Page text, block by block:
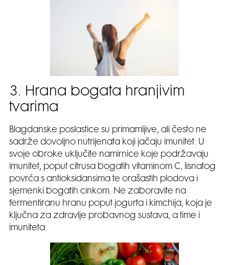
3. Hrana bogata hranjivim
tvarima
Blagdanske poslastice su primamljive, ali često ne
sadrže dovoljno nutrijenata koji jačaju imunitet. U
svoje obroke uključite namirnice koje podržavaju
imunitet, poput citrusa bogatih vitaminom C, lisnatog
povrća s antioksidansima te orašastih plodova i
sjemenki bogatih cinkom. Ne zaboravite na
fermentiranu hranu poput jogurta i kimchija, koja je
ključna za zdravlje probavnog sustava, a time i
imuniteta.